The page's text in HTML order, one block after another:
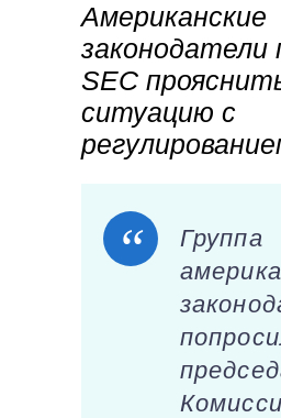
Американские
законодатели
SEC
ситуацию с
Группа